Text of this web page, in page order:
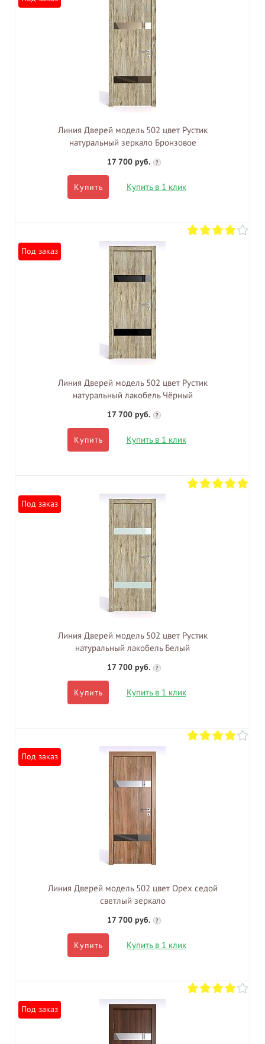
Линия Дверей модель 502 цвет Рустик
натуральный зеркало Бронзовое
17 700 руб. ?
Купить Купить в 1 клик
Под заказ
Линия Дверей модель 502 цвет Рустик
натуральный лакобель Чёрный
17 700 руб. ?
Купить Купить в 1 клик
Под заказ
Линия Дверей модель 502 цвет Рустик
натуральный лакобель Белый
17 700 руб. ?
Купить Купить в 1 клик
Под заказ
Линия Дверей модель 502 цвет Орех седой
светлый зеркало
17 700 руб. ?
Купить Купить в 1 клик
Под заказ